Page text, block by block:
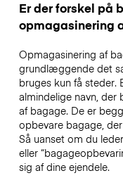
Er der forskel på
opmagasinering
Opmagasinering af
grundlæggende det
bruges kun få steder.
almindelige navn, der
af bagage. De er
opbevare bagage,
Så uanset om du
eller
sig af dine ejendele.